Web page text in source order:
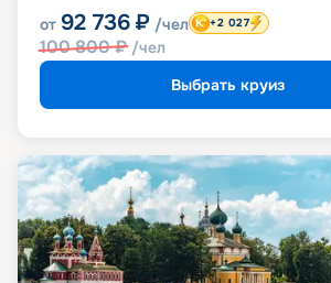
от 92 736 ₽ /чел
100 800₽ /чел
+2 027
Выбрать круиз